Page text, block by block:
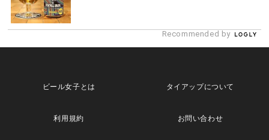
Recommended by
ビール女子とは タイアップについて
利用規約 お問い合わせ